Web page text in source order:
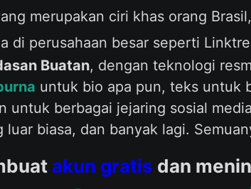
merupakan ciri khas orang
di perusahaan besar seperti
Buatan, dengan teknologi
untuk bio apa pun, teks untuk
untuk berbagai jejaring sosial
luar biasa, dan banyak lagi.
akun gratis dan